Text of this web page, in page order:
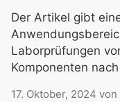
Der Artikel gibt
Laborprüfungen
Komponenten
17. Oktober, 2024 von